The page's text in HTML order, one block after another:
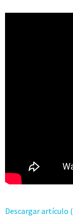
Descargar artículo